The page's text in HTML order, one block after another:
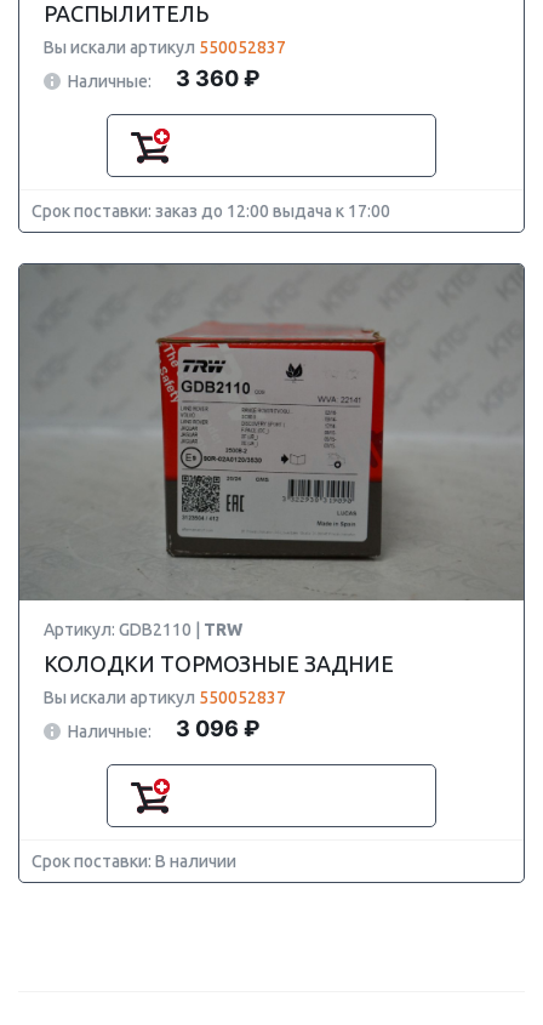
РАСПЫЛИТЕЛЬ
Вы искали артикул 550052837
Наличные:
3 360 ₽
Срок поставки: заказ до 12:00 выдача к 17:00
Артикул: GDB2110 | TRW
КОЛОДКИ ТОРМОЗНЫЕ ЗАДНИЕ
Вы искали артикул 550052837
Наличные:
3 096 ₽
Срок поставки: В наличии